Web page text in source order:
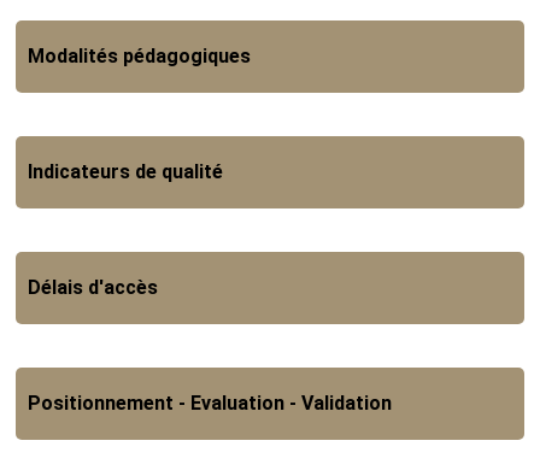
Modalités pédagogiques
Indicateurs de qualité
Délais d'accès
Positionnement - Evaluation - Validation